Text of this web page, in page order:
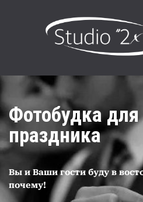
Фотобудка
праздника
Вы и Ваши гости буду в
почему!